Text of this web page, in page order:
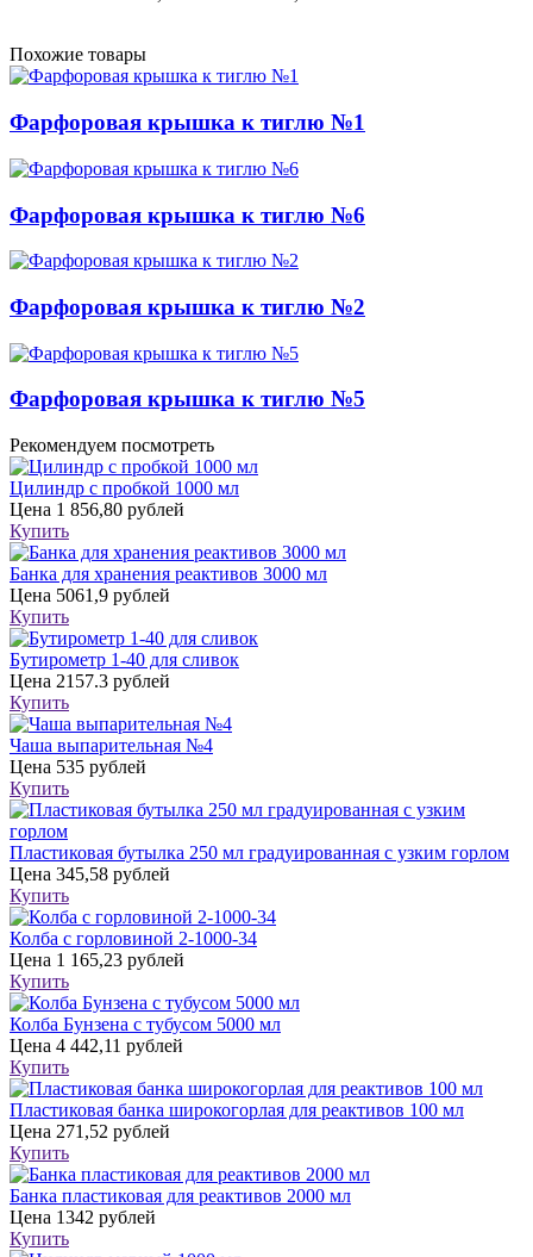
Похожие товары
Фарфоровая крышка к тиглю №1
Фарфоровая крышка к тиглю №6
Фарфоровая крышка к тиглю №2
Фарфоровая крышка к тиглю №5
Рекомендуем посмотреть
Цилиндр с пробкой 1000 мл
Цена 1 856,80 рублей
Купить
Банка для хранения реактивов 3000 мл
Цена 5061,9 рублей
Купить
Бутирометр 1-40 для сливок
Цена 2157.3 рублей
Купить
Чаша выпарительная №4
Цена 535 рублей
Купить
Пластиковая бутылка 250 мл градуированная с узким горлом
Цена 345,58 рублей
Купить
Колба с горловиной 2-1000-34
Цена 1 165,23 рублей
Купить
Колба Бунзена с тубусом 5000 мл
Цена 4 442,11 рублей
Купить
Пластиковая банка широкогорлая для реактивов 100 мл
Цена 271,52 рублей
Купить
Банка пластиковая для реактивов 2000 мл
Цена 1342 рублей
Купить